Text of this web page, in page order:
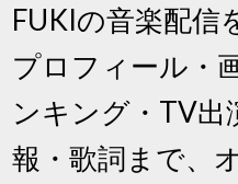
FUKIの音楽配信
プロフィール・
ンキング・TV出
報・歌詞まで、